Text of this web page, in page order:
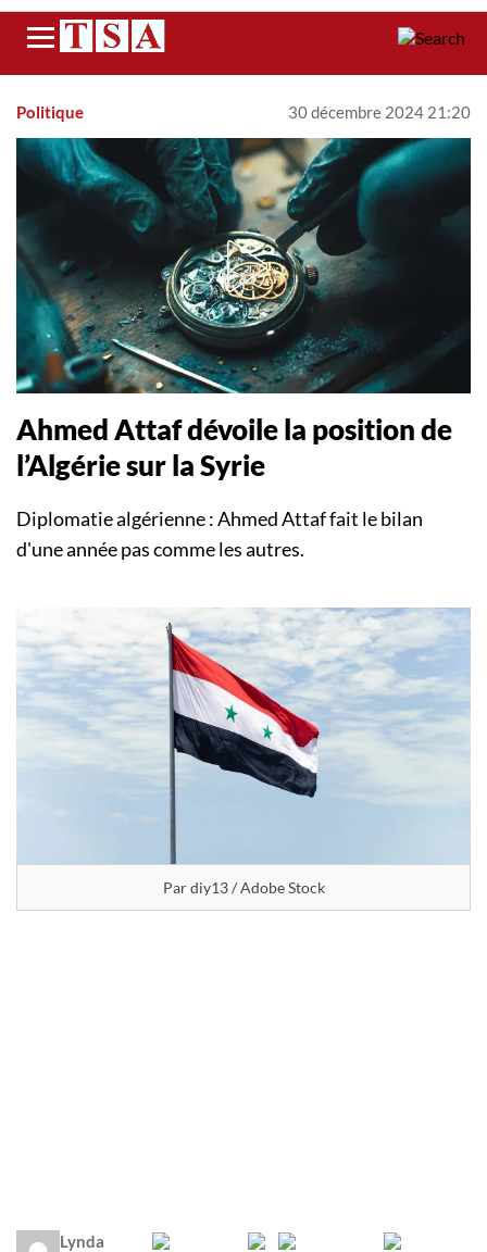
Menu
Politique 30 décembre 2024 21:20
Ahmed Attaf dévoile la position de
l’Algérie sur la Syrie
Diplomatie algérienne : Ahmed Attaf fait le bilan
d'une année pas comme les autres.
Par diy13 / Adobe Stock
Lynda